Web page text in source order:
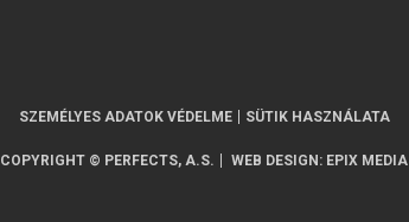
SZEMÉLYES ADATOK VÉDELME SÜTIK HASZNÁLATA
COPYRIGHT © PERFECTS, A.S. WEB DESIGN : EPIX MEDIA